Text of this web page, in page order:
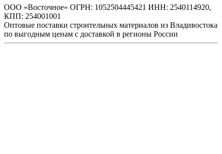
ООО «Восточное» ОГРН: 1052504445421 ИНН: 2540114920,
КПП: 254001001
Оптовые поставки строительных материалов из Владивостока
по выгодным ценам с доставкой в регионы России